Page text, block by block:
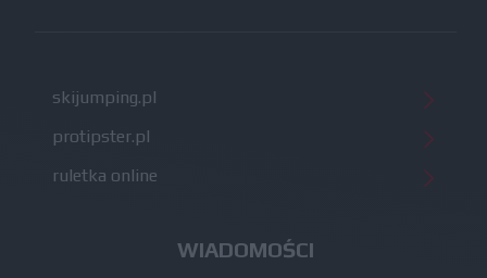
skijumping.pl
protipster.pl
ruletka online
WIADOMOŚCI